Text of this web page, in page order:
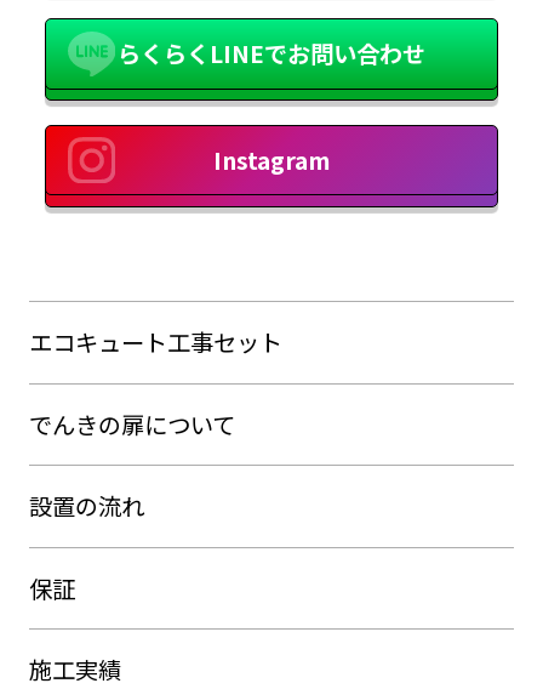
らくらくLINEでお問い合わせ
Instagram
エコキュート工事セット
でんきの扉について
設置の流れ
保証
施工実績